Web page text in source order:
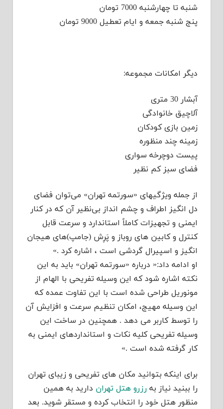
شنبه تا چهارشنبه 7000 تومان
پنج شنبه جمعه و ایام تعطیل 9000 تومان
دیگر امکانات مجموعه:
آبشار 30 متری
آلاچیق خانوادگی
زمین بازی کودکان
زمینه چند منظوره
پیست دوچرخه سواری
فضای سبز کم نظیر
از جمله ویژگیهای «سورتمه تهران» می‌توان فضای
دل انگیز اطراف و چشم انداز بی‌نظیر آن که در کنار
ایمنی و تجهیزات کاملاً استاندارد و سرعت قابل
کنترل و کابین های روباز و پَرِش (جامپ)‌های هیجان
انگیز و اسپیرال گردشی است ، اشاره کرد .»
او ادامه داد:« درباره «سورتمه تهران» باید به این
نکته اشاره شود که این وسیله تفریحی با الهام از
مونوریل طراحی شده است با این تفاوت عمده که
این وسیله مهیج، امکان تنظیم سرعت و افزایش آن
را توسط کاربر می دهد . همچنین در ساخت این
وسیله تفریحی کلیه نکات و استانداردهای ایمنی به
کار گرفته شده است .»
برای اینکه بتوانید مکان های تفریحی و زیبای تهران
را ببنید نیاز به رزرو هتل تهران دارید به همین
منظور هتل خود را انتخاب کرده و مستقر شوید. بعد